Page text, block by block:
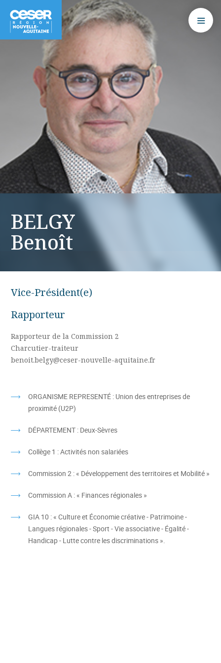
BELGY
Benoît
Vice-Président(e)
Rapporteur
Rapporteur de la Commission 2
Charcutier-traiteur
benoit.belgy@ceser-nouvelle-aquitaine.fr
ORGANISME REPRESENTÉ : Union des entreprises de
proximité (U2P)
DÉPARTEMENT : Deux-Sèvres
Collège 1 : Activités non salariées
Commission 2 : « Développement des territoires et Mobilité »
Commission A : « Finances régionales »
GIA 10 : « Culture et Économie créative - Patrimoine -
Langues régionales - Sport - Vie associative - Égalité -
Handicap - Lutte contre les discriminations ».